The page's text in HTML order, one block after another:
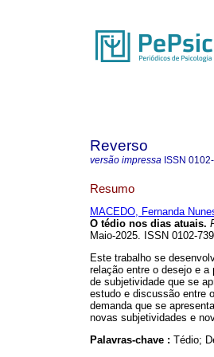
Reverso
versão impressa ISSN
Resumo
MACEDO, Fernanda
O tédio nos dias atuais.
Maio-2025. ISSN 0102-
Este trabalho se
relação entre o desejo e
de subjetividade que se
estudo e discussão entre
demanda que se
novas subjetividades e
Palavras-chave : Tédio;